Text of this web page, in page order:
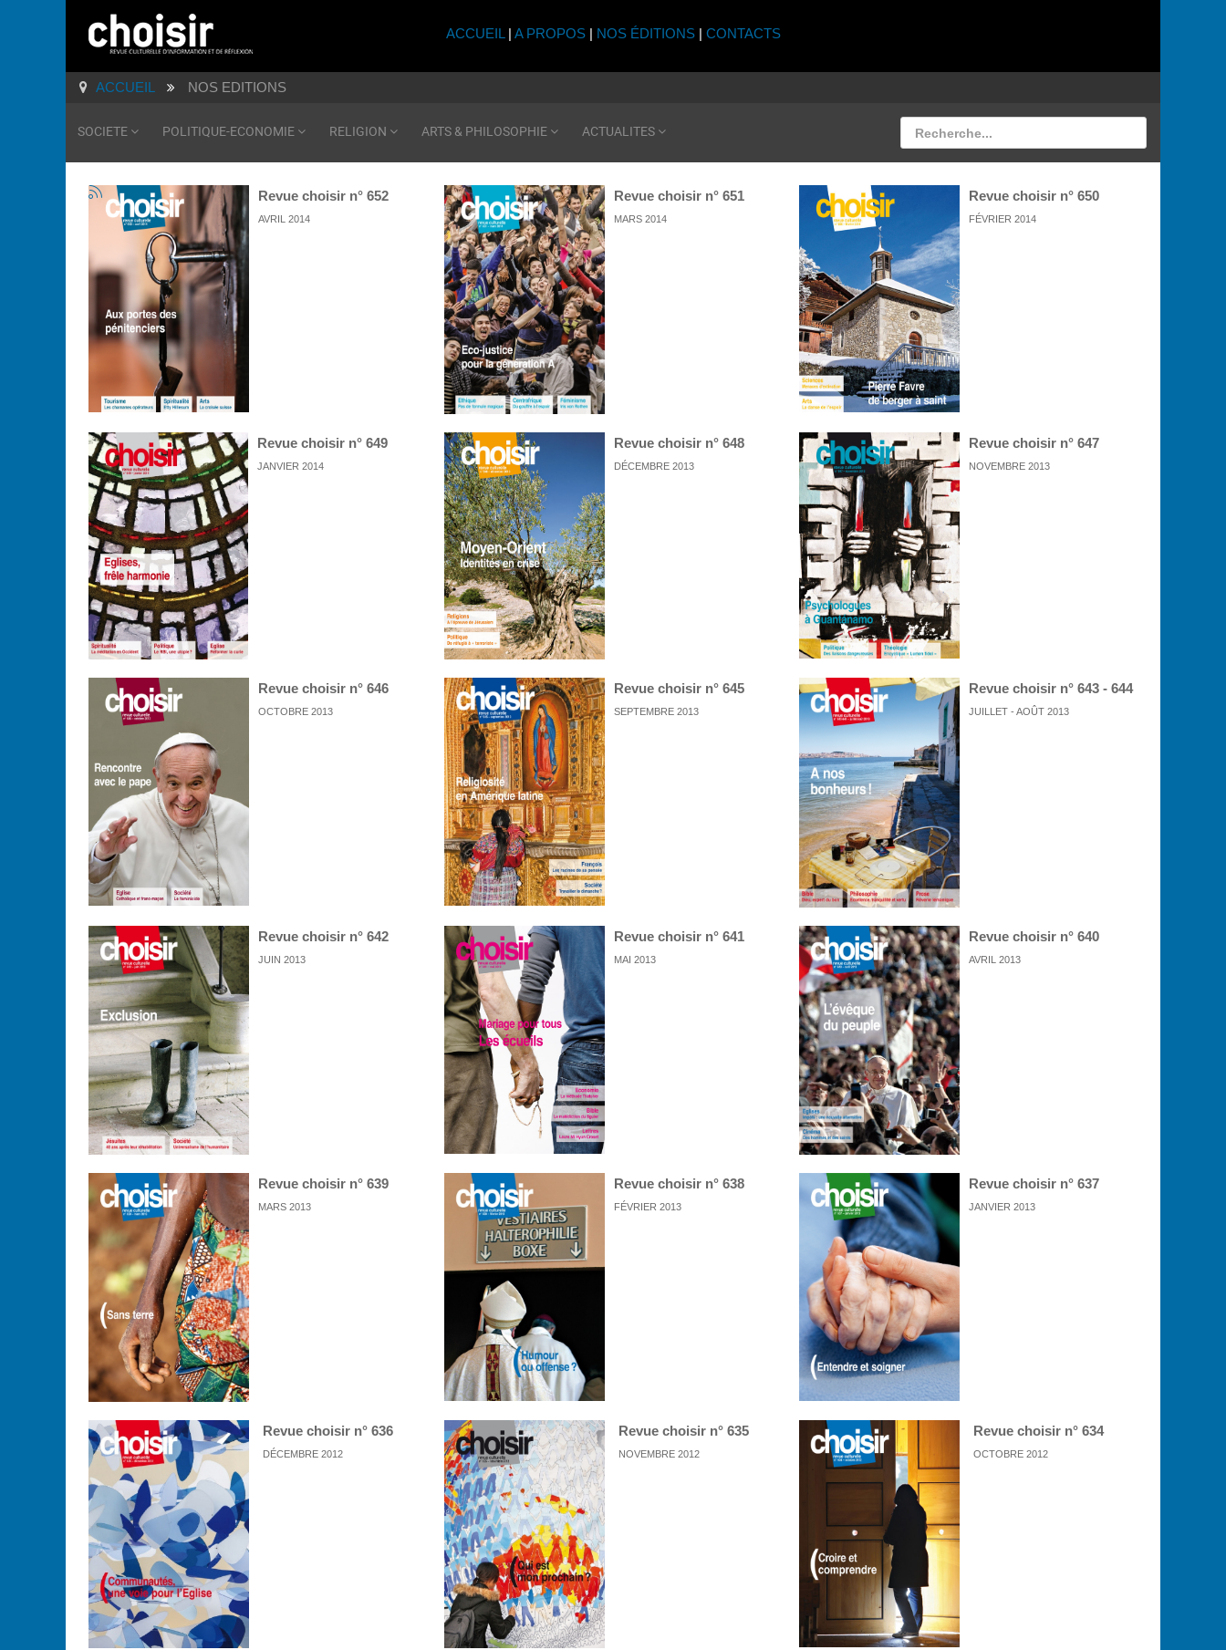
ACCUEIL | A PROPOS| NOS ÉDITIONS| CONTACTS
ACCUEIL NOS EDITIONS
SOCIETE POLITIQUE-ECONOMIE RELIGION ARTS & PHILOSOPHIE ACTUALITES
Revue choisir n° 652
AVRIL 2014
Revue choisir n° 651
MARS 2014
Revue choisir n° 650
FÉVRIER 2014
Revue choisir n° 649
JANVIER 2014
Revue choisir n° 648
DÉCEMBRE 2013
Revue choisir n° 647
NOVEMBRE 2013
Revue choisir n° 646
OCTOBRE 2013
Revue choisir n° 645
SEPTEMBRE 2013
Revue choisir n° 643 - 644
JUILLET - AOÛT 2013
Revue choisir n° 642
JUIN 2013
Revue choisir n° 641
MAI 2013
Revue choisir n° 640
AVRIL 2013
Revue choisir n° 639
MARS 2013
Revue choisir n° 638
FÉVRIER 2013
Revue choisir n° 637
JANVIER 2013
Revue choisir n° 636
DÉCEMBRE 2012
Revue choisir n° 635
NOVEMBRE 2012
Revue choisir n° 634
OCTOBRE 2012